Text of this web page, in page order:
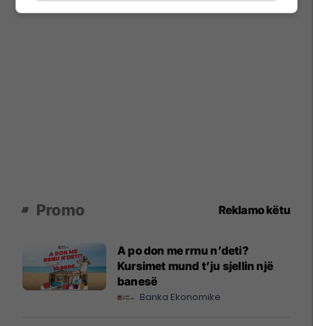
Promo Reklamo këtu
A po don me rrnu n’deti?
Kursimet mund t’ju sjellin një
banesë
Banka Ekonomike